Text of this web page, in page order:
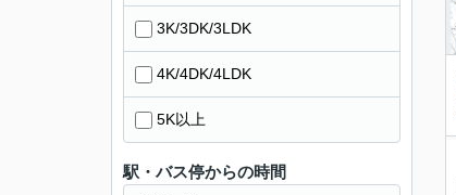
3K/3DK/3LDK
4K/4DK/4LDK
5K以上
駅・バス停からの時間